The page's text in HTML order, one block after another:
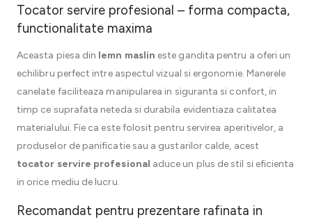
Tocator servire profesional – forma compacta,
functionalitate maxima
Aceasta piesa din lemn maslin este gandita pentru a oferi un
echilibru perfect intre aspectul vizual si ergonomie. Manerele
canelate faciliteaza manipularea in siguranta si confort, in
timp ce suprafata neteda si durabila evidentiaza calitatea
materialului. Fie ca este folosit pentru servirea aperitivelor, a
produselor de panificatie sau a gustarilor calde, acest
tocator servire profesional aduce un plus de stil si eficienta
in orice mediu de lucru.
Recomandat pentru prezentare rafinata in